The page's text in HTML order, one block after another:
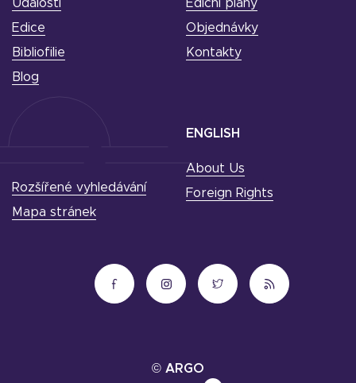
Události
Edice
Bibliofilie
Blog
Ediční plány
Objednávky
Kontakty
ENGLISH
About Us
Foreign Rights
Rozšířené vyhledávání
Mapa stránek
© ARGO